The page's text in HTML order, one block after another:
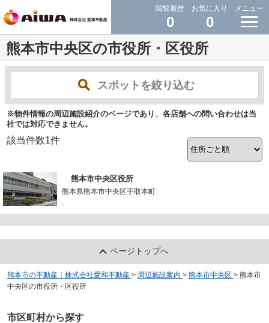
閲覧履歴
0
お気に入り
0
メニュー
熊本市中央区の市役所・区役所
スポットを絞り込む
※物件情報の周辺施設紹介のページであり、各店舗への問い合わせは当
社では対応できません。
該当件数1件
熊本市中央区役所
熊本県熊本市中央区手取本町
-
ページトップへ
熊本市の不動産｜株式会社愛和不動産 > 周辺施設案内 > 熊本市中央区 > 熊本市
中央区の市役所・区役所
市区町村から探す